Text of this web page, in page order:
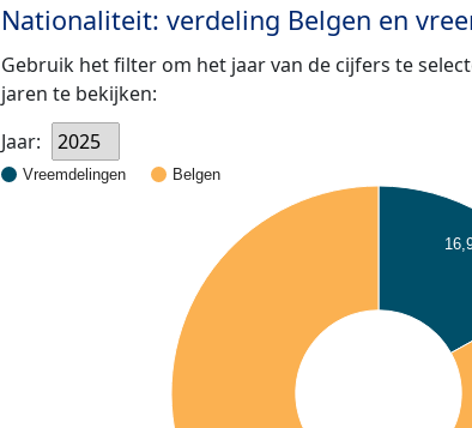
Nationaliteit: verdeling Belgen en
Gebruik het filter om het jaar van de cijfers te
jaren te bekijken:
Jaar:
2025
Vreemdelingen Belgen